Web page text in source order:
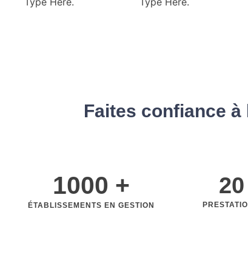
Faites confiance
ÉTABLISSEMENTS EN GESTION
1000 + 20